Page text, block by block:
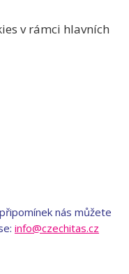
v rámci hlavních
nás můžete
info@czechitas.cz